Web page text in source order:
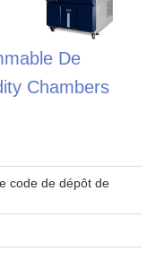
De
Chambers
code de dépôt de